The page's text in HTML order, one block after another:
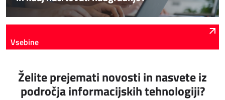
Vsebine
Želite prejemati novosti in nasvete iz
področja informacijskih tehnologiji?